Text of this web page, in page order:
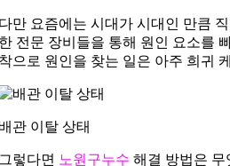
만 요즘에는 시대가 시대인 만큼
전문 장비들을 통해 원인 요소를
으로 원인을 찾는 일은 아주 희귀
관 이탈 상태
렇다면 노원구누수 해결 방법은 무